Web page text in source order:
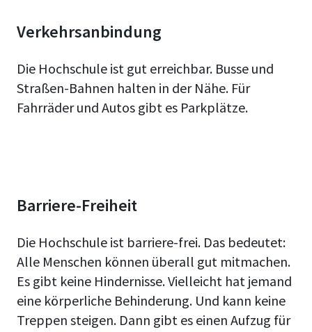
Verkehrsanbindung
Die Hochschule ist gut erreichbar. Busse und
Straßen-Bahnen halten in der Nähe. Für
Fahrräder und Autos gibt es Parkplätze.
Barriere-Freiheit
Die Hochschule ist barriere-frei. Das bedeutet:
Alle Menschen können überall gut mitmachen.
Es gibt keine Hindernisse. Vielleicht hat jemand
eine körperliche Behinderung. Und kann keine
Treppen steigen. Dann gibt es einen Aufzug für